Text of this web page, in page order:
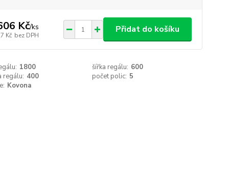
Kč/ks
Kč bez DPH
Přidat do košíku
1800 šířka regálu: 600
regálu: 400 počet polic: 5
Kovona